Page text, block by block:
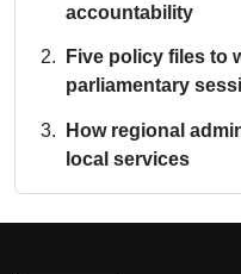
accountability
Five policy files to
parliamentary
How regional
local services